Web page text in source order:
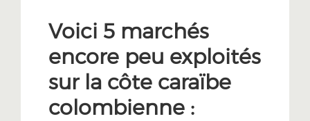
Voici 5 marchés
encore peu exploités
sur la côte caraïbe
colombienne :